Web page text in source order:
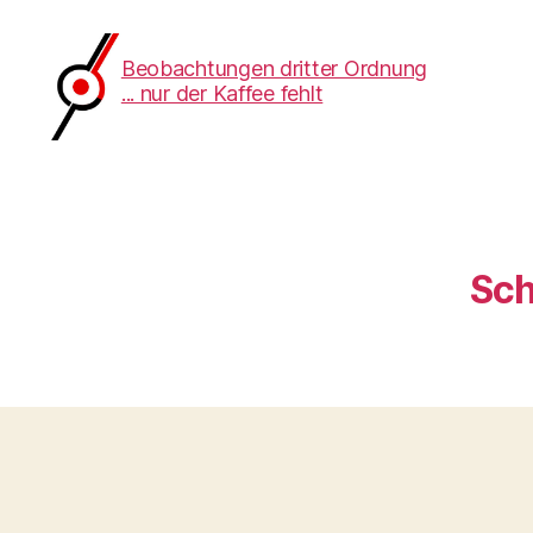
Beobachtungen dritter Ordnung
... nur der Kaffee fehlt